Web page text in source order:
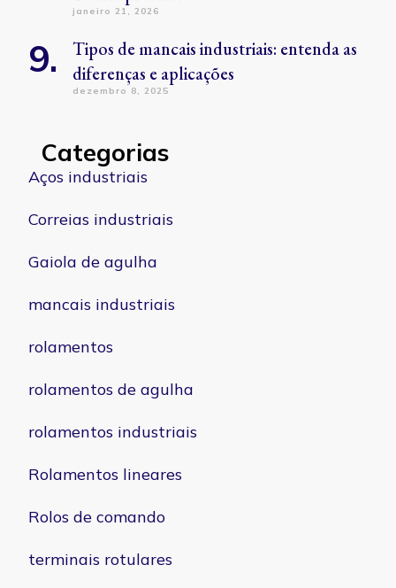
janeiro 21, 2026
Tipos de mancais industriais: entenda as
diferenças e aplicações
dezembro 8, 2025
Categorias
Aços industriais
Correias industriais
Gaiola de agulha
mancais industriais
rolamentos
rolamentos de agulha
rolamentos industriais
Rolamentos lineares
Rolos de comando
terminais rotulares